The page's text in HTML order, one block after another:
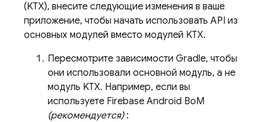
(KTX), внесите следующие изменения в ваше
приложение, чтобы начать использовать API из
основных модулей вместо модулей KTX.
Пересмотрите зависимости Gradle, чтобы
они использовали основной модуль, а не
модуль KTX. Например, если вы
используете Firebase Android BoM
(рекомендуется):